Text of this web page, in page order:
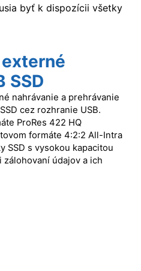
byť k dispozícii všetky
SSD
nahrávanie a prehrávanie
cez rozhranie USB.
ProRes 422 HQ
formáte 4:2:2 All-Intra
SSD s vysokou kapacitou
údajov a ich